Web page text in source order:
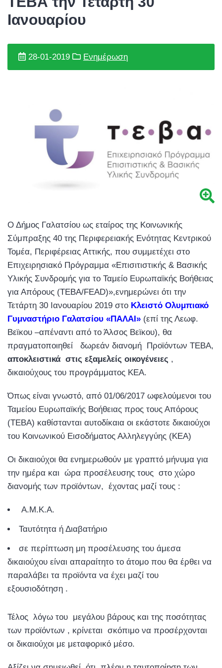
Ιανουαρίου
28-01-2019 Ενημέρωση
Ο Δήμος Γαλατσίου ως εταίρος της Κοινωνικής
Σύμπραξης 40 της Περιφερειακής Ενότητας Κεντρικού
Τομέα, Περιφέρειας Αττικής, που συμμετέχει στο
Επιχειρησιακό Πρόγραμμα «Επισιτιστικής & Βασικής
Υλικής Συνδρομής για το Ταμείο Ευρωπαϊκής Βοήθειας
για Απόρους (ΤΕΒΑ/FEAD)»,ενημερώνει ότι την
Τετάρτη 30 Ιανουαρίου 2019 στο Κλειστό Ολυμπιακό
Γυμναστήριο Γαλατσίου «ΠΑΛΑΙ» (επί της Λεωφ.
Βεϊκου –απέναντι από το Άλσος Βεϊκου), θα
πραγματοποιηθεί δωρεάν διανομή Προϊόντων ΤΕΒΑ,
αποκλειστικά στις εξαμελείς οικογένειες ,
δικαιούχους του προγράμματος ΚΕΑ.
Όπως είναι γνωστό, από 01/06/2017 ωφελούμενοι του
Ταμείου Ευρωπαϊκής Βοήθειας προς τους Απόρους
(ΤΕΒΑ) καθίστανται αυτοδίκαια οι εκάστοτε δικαιούχοι
του Κοινωνικού Εισοδήματος Αλληλεγγύης (ΚΕΑ)
Οι δικαιούχοι θα ενημερωθούν με γραπτό μήνυμα για
την ημέρα και ώρα προσέλευσης τους στο χώρο
διανομής των προϊόντων, έχοντας μαζί τους :
Α.Μ.Κ.Α.
Ταυτότητα ή Διαβατήριο
σε περίπτωση μη προσέλευσης του άμεσα
δικαιούχου είναι απαραίτητο το άτομο που θα έρθει να
παραλάβει τα προϊόντα να έχει μαζί του
εξουσιοδότηση .
Τέλος λόγω του μεγάλου βάρους και της ποσότητας
των προϊόντων , κρίνεται σκόπιμο να προσέρχονται
οι δικαιούχοι με μεταφορικό μέσο.